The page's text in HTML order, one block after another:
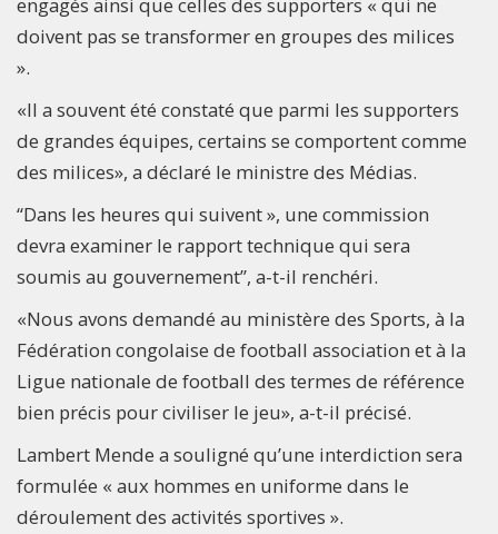
engagés ainsi que celles des supporters « qui ne
doivent pas se transformer en groupes des milices
».
«Il a souvent été constaté que parmi les supporters
de grandes équipes, certains se comportent comme
des milices», a déclaré le ministre des Médias.
“Dans les heures qui suivent », une commission
devra examiner le rapport technique qui sera
soumis au gouvernement”, a-t-il renchéri.
«Nous avons demandé au ministère des Sports, à la
Fédération congolaise de football association et à la
Ligue nationale de football des termes de référence
bien précis pour civiliser le jeu», a-t-il précisé.
Lambert Mende a souligné qu’une interdiction sera
formulée « aux hommes en uniforme dans le
déroulement des activités sportives ».